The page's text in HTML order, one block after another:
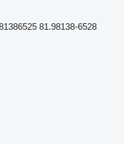
81.98138-6528